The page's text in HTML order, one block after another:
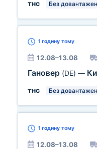
тнс
Без
1 годину тому
12.08–13.08
Гановер (DE) —
тнс
Без
1 годину тому
12.08–13.08